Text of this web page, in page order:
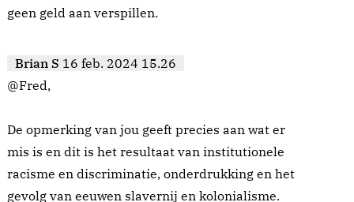
geen geld aan verspillen.
Brian S 16 feb. 2024 15.26
@Fred,
De opmerking van jou geeft precies aan wat er
mis is en dit is het resultaat van institutionele
racisme en discriminatie, onderdrukking en het
gevolg van eeuwen slavernij en kolonialisme.